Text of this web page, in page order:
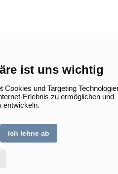
ist uns wichtig
Cookies und Targeting
Erlebnis zu ermöglichen und
entwickeln.
Ich lehne ab